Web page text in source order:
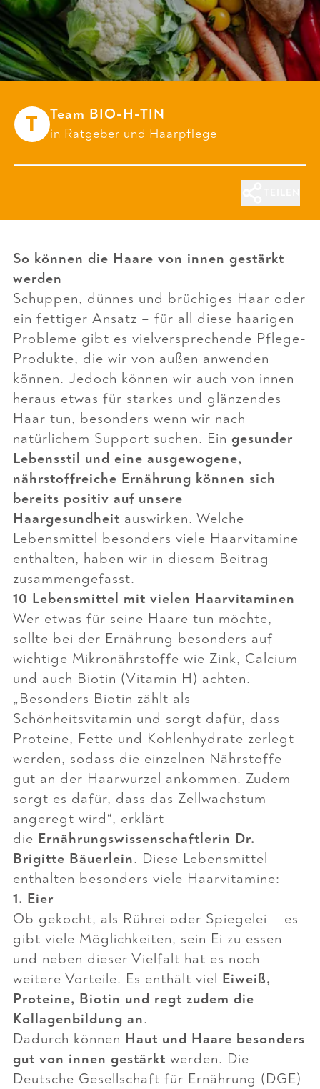
T Team BIO-H-TIN
in Ratgeber und Haarpflege
So können die Haare von innen gestärkt
werden
Schuppen, dünnes und brüchiges Haar oder
ein fettiger Ansatz – für all diese haarigen
Probleme gibt es vielversprechende Pflege-
Produkte, die wir von außen anwenden
können. Jedoch können wir auch von innen
heraus etwas für starkes und glänzendes
Haar tun, besonders wenn wir nach
natürlichem Support suchen. Ein gesunder
Lebensstil und eine ausgewogene,
nährstoffreiche Ernährung können sich
bereits positiv auf unsere
Haargesundheit auswirken. Welche
Lebensmittel besonders viele Haarvitamine
enthalten, haben wir in diesem Beitrag
zusammengefasst.
10 Lebensmittel mit vielen Haarvitaminen
Wer etwas für seine Haare tun möchte,
sollte bei der Ernährung besonders auf
wichtige Mikronährstoffe wie Zink, Calcium
und auch Biotin (Vitamin H) achten.
„Besonders Biotin zählt als
Schönheitsvitamin und sorgt dafür, dass
Proteine, Fette und Kohlenhydrate zerlegt
werden, sodass die einzelnen Nährstoffe
gut an der Haarwurzel ankommen. Zudem
sorgt es dafür, dass das Zellwachstum
angeregt wird“, erklärt
die Ernährungswissenschaftlerin Dr.
Brigitte Bäuerlein. Diese Lebensmittel
enthalten besonders viele Haarvitamine:
1. Eier
Ob gekocht, als Rührei oder Spiegelei – es
gibt viele Möglichkeiten, sein Ei zu essen
und neben dieser Vielfalt hat es noch
weitere Vorteile. Es enthält viel Eiweiß,
Proteine, Biotin und regt zudem die
Kollagenbildung an.
Dadurch können Haut und Haare besonders
gut von innen gestärkt werden. Die
Deutsche Gesellschaft für Ernährung (DGE)